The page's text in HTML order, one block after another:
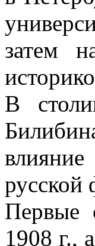
затем
В
русской
Первые
1908 г.,